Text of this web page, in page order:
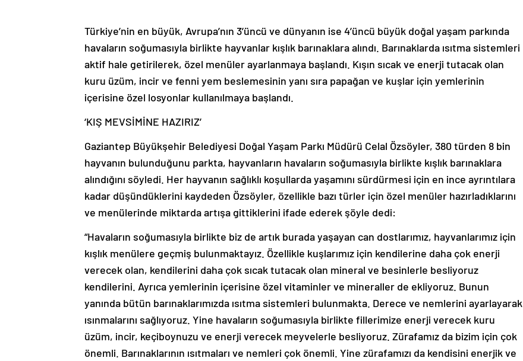
Türkiye’nin en büyük, Avrupa’nın 3’üncü ve dünyanın ise 4’üncü büyük doğal yaşam parkında
havaların soğumasıyla birlikte hayvanlar kışlık barınaklara alındı. Barınaklarda ısıtma sistemleri
aktif hale getirilerek, özel menüler ayarlanmaya başlandı. Kışın sıcak ve enerji tutacak olan
kuru üzüm, incir ve fenni yem beslemesinin yanı sıra papağan ve kuşlar için yemlerinin
içerisine özel losyonlar kullanılmaya başlandı.
‘KIŞ MEVSİMİNE HAZIRIZ’
Gaziantep Büyükşehir Belediyesi Doğal Yaşam Parkı Müdürü Celal Özsöyler, 380 türden 8 bin
hayvanın bulunduğunu parkta, hayvanların havaların soğumasıyla birlikte kışlık barınaklara
alındığını söyledi. Her hayvanın sağlıklı koşullarda yaşamını sürdürmesi için en ince ayrıntılara
kadar düşündüklerini kaydeden Özsöyler, özellikle bazı türler için özel menüler hazırladıklarını
ve menülerinde miktarda artışa gittiklerini ifade ederek şöyle dedi:
“Havaların soğumasıyla birlikte biz de artık burada yaşayan can dostlarımız, hayvanlarımız için
kışlık menülere geçmiş bulunmaktayız. Özellikle kuşlarımız için kendilerine daha çok enerji
verecek olan, kendilerini daha çok sıcak tutacak olan mineral ve besinlerle besliyoruz
kendilerini. Ayrıca yemlerinin içerisine özel vitaminler ve mineraller de ekliyoruz. Bunun
yanında bütün barınaklarımızda ısıtma sistemleri bulunmakta. Derece ve nemlerini ayarlayarak
ısınmalarını sağlıyoruz. Yine havaların soğumasıyla birlikte fillerimize enerji verecek kuru
üzüm, incir, keçiboynuzu ve enerji verecek meyvelerle besliyoruz. Zürafamız da bizim için çok
önemli. Barınaklarının ısıtmaları ve nemleri çok önemli. Yine zürafamızı da kendisini enerjik ve